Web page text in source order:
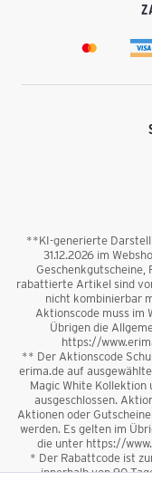
**KI-generierte
31.12.2026 im
Geschenkgutscheine,
rabattierte Artikel sind
nicht kombinierbar
Aktionscode muss im
Übrigen die
https://
** Der Aktionscode
erima.de auf
Magic White
ausgeschlossen.
Aktionen oder
werden. Es gelten im
die unter https://
* Der Rabattcode ist
innerhalb von 90